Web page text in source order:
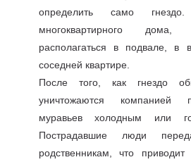
определить само
многоквартирного
располагаться в подвале, в
соседней квартире.
После того, как гнездо
уничтожаются компанией
муравьев холодным или
Пострадавшие люди
родственникам, что